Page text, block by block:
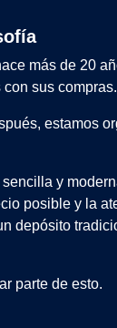
más de 20
sus compras.
estamos
y
posible y la
depósito
parte de esto.